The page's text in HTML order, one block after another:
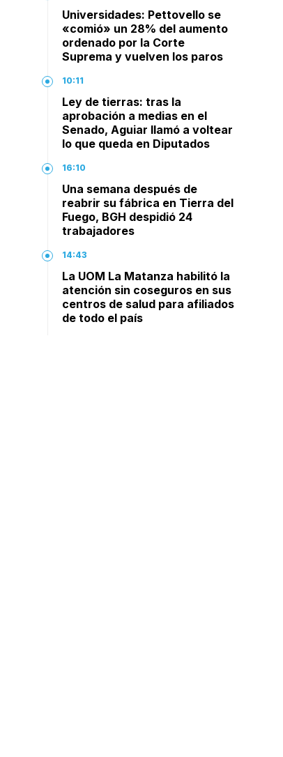
Universidades: Pettovello se
«comió» un 28% del aumento
ordenado por la Corte
Suprema y vuelven los paros
10:11
Ley de tierras: tras la
aprobación a medias en el
Senado, Aguiar llamó a voltear
lo que queda en Diputados
16:10
Una semana después de
reabrir su fábrica en Tierra del
Fuego, BGH despidió 24
trabajadores
14:43
La UOM La Matanza habilitó la
atención sin coseguros en sus
centros de salud para afiliados
de todo el país